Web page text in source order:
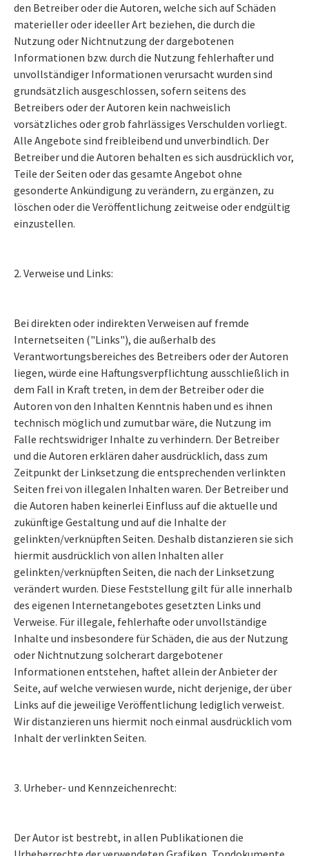
den Betreiber oder die Autoren, welche sich auf Schäden
materieller oder ideeller Art beziehen, die durch die
Nutzung oder Nichtnutzung der dargebotenen
Informationen bzw. durch die Nutzung fehlerhafter und
unvollständiger Informationen verursacht wurden sind
grundsätzlich ausgeschlossen, sofern seitens des
Betreibers oder der Autoren kein nachweislich
vorsätzliches oder grob fahrlässiges Verschulden vorliegt.
Alle Angebote sind freibleibend und unverbindlich. Der
Betreiber und die Autoren behalten es sich ausdrücklich vor,
Teile der Seiten oder das gesamte Angebot ohne
gesonderte Ankündigung zu verändern, zu ergänzen, zu
löschen oder die Veröffentlichung zeitweise oder endgültig
einzustellen.
2. Verweise und Links:
Bei direkten oder indirekten Verweisen auf fremde
Internetseiten ("Links"), die außerhalb des
Verantwortungsbereiches des Betreibers oder der Autoren
liegen, würde eine Haftungsverpflichtung ausschließlich in
dem Fall in Kraft treten, in dem der Betreiber oder die
Autoren von den Inhalten Kenntnis haben und es ihnen
technisch möglich und zumutbar wäre, die Nutzung im
Falle rechtswidriger Inhalte zu verhindern. Der Betreiber
und die Autoren erklären daher ausdrücklich, dass zum
Zeitpunkt der Linksetzung die entsprechenden verlinkten
Seiten frei von illegalen Inhalten waren. Der Betreiber und
die Autoren haben keinerlei Einfluss auf die aktuelle und
zukünftige Gestaltung und auf die Inhalte der
gelinkten/verknüpften Seiten. Deshalb distanzieren sie sich
hiermit ausdrücklich von allen Inhalten aller
gelinkten/verknüpften Seiten, die nach der Linksetzung
verändert wurden. Diese Feststellung gilt für alle innerhalb
des eigenen Internetangebotes gesetzten Links und
Verweise. Für illegale, fehlerhafte oder unvollständige
Inhalte und insbesondere für Schäden, die aus der Nutzung
oder Nichtnutzung solcherart dargebotener
Informationen entstehen, haftet allein der Anbieter der
Seite, auf welche verwiesen wurde, nicht derjenige, der über
Links auf die jeweilige Veröffentlichung lediglich verweist.
Wir distanzieren uns hiermit noch einmal ausdrücklich vom
Inhalt der verlinkten Seiten.
3. Urheber- und Kennzeichenrecht:
Der Autor ist bestrebt, in allen Publikationen die